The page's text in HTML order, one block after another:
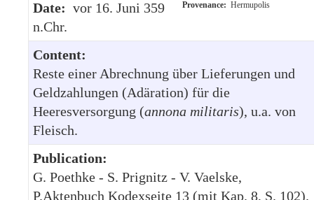
Date: vor 16. Juni 359
n.Chr.
Provenance: Hermupolis
Content:
Reste einer Abrechnung über Lieferungen und
Geldzahlungen (Adäration) für die
Heeresversorgung (annona militaris), u.a. von
Fleisch.
Publication:
G. Poethke - S. Prignitz - V. Vaelske,
P.Aktenbuch Kodexseite 13 (mit Kap. 8, S. 102).